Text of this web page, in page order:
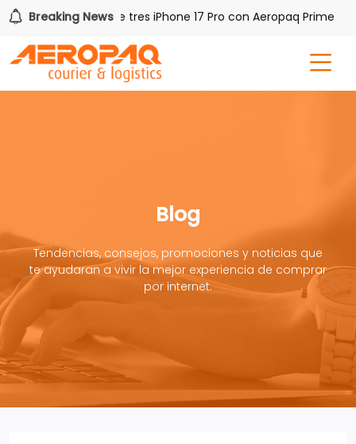
Breaking News
Gana uno de tres iPhone 17 Pro con Aeropaq Prime
Blog
Tendencias, consejos, promociones y noticias que
te ayudaran a vivir la mejor experiencia de comprar
por internet.